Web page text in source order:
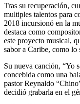
Tras su recuperación,
multiples talentos para
2018 incursionó en la
destaca como
este proyecto musical,
sabor a Caribe, como lo
Su nueva canción, “Yo
concebida como una
pastor Reynaldo
decidió grabarla en el